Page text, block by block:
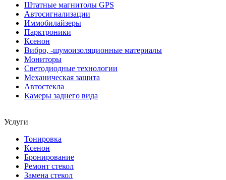
Штатные магнитолы GPS
Автосигнализации
Иммобилайзеры
Парктроники
Ксенон
Вибро, -шумоизоляционные материалы
Мониторы
Светодиодные технологии
Механическая защита
Автостекла
Камеры заднего вида
Услуги
Тонировка
Ксенон
Бронирование
Ремонт стекол
Замена стекол